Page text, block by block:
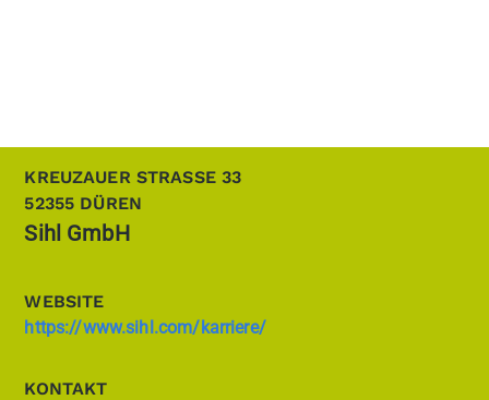
KREUZAUER STRASSE 33
52355 DÜREN
Sihl GmbH
WEBSITE
https://www.sihl.com/karriere/
KONTAKT